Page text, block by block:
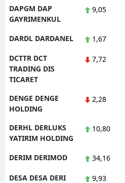
DAPGM DAP
GAYRIMENKUL
9,05
DARDL DARDANEL 1,67
DCTTR DCT
TRADING DIS
TICARET
7,72
DENGE DENGE
HOLDING
2,28
DERHL DERLUKS
YATIRIM HOLDING
10,80
DERIM DERIMOD 34,16
DESA DESA DERI 9,93